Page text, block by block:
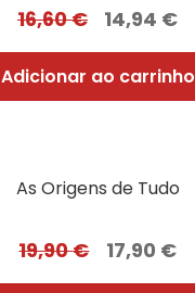
16,60€ 14,94 €
Adicionar ao carrinho
As Origens de Tudo
19,90€ 17,90 €